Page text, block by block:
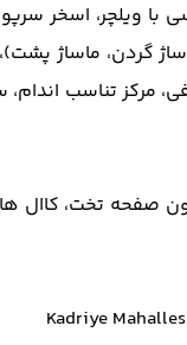
ویلچر، اسخر
گردن، ماساژ
تناسب اندام،
صفحه تخت، کاال
Kadriye